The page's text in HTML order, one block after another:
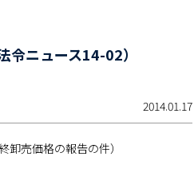
ニュース14-02）
2014.01.17
卸売価格の報告の件）